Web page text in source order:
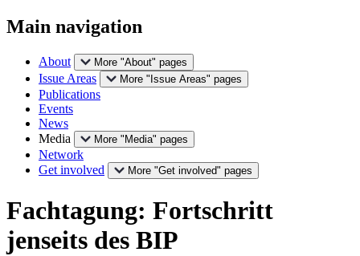
Main navigation
About More "About" pages
Issue Areas More "Issue Areas" pages
Publications
Events
News
Media
More "Media" pages
Network
Get involved
More "Get involved" pages
Fachtagung: Fortschritt
jenseits des BIP